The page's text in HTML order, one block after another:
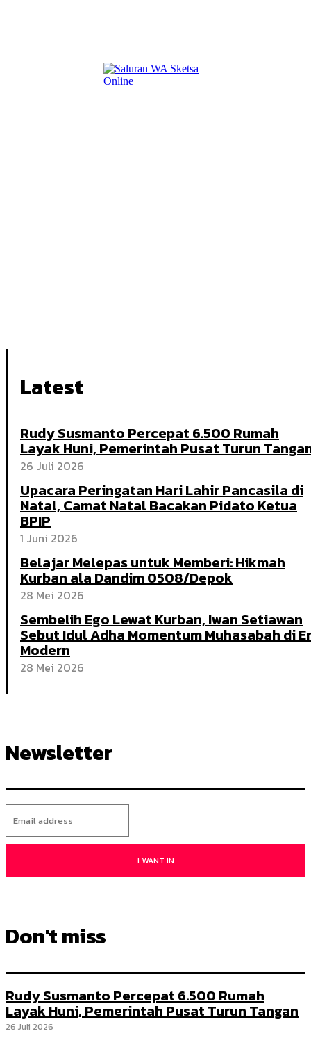
Latest
Rudy Susmanto Percepat 6.500 Rumah
Layak Huni, Pemerintah Pusat Turun
26 Juli 2026
Upacara Peringatan Hari Lahir Pancasila di
Natal, Camat Natal Bacakan Pidato Ketua
BPIP
1 Juni 2026
Belajar Melepas untuk Memberi: Hikmah
Kurban ala Dandim 0508/Depok
28 Mei 2026
Sembelih Ego Lewat Kurban, Iwan Setiawan
Sebut Idul Adha Momentum Muhasabah di
Modern
28 Mei 2026
Newsletter
I WANT IN
Don't miss
Rudy Susmanto Percepat 6.500 Rumah
Layak Huni, Pemerintah Pusat Turun Tangan
26 Juli 2026